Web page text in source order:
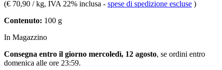
(€ 70,90 / kg, IVA 22% inclusa - spese di spedizione escluse )
Contenuto: 100 g
In Magazzino
Consegna entro il giorno mercoledì, 12 agosto, se ordini entro
domenica alle ore 23:59.